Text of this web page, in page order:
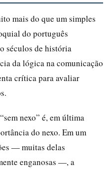
mais do que um simples
do português
séculos de história
da lógica na comunicação
crítica para avaliar
nexo” é, em última
do nexo. Em um
— muitas delas
enganosas —, a